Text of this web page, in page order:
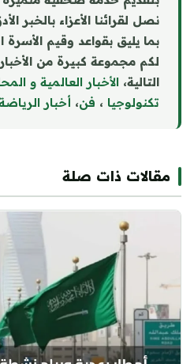
نصل لقرائنا الأعزاء بالخبر
بما يليق بقواعد وقيم
لكم مجموعة كبيرة من
التالية، الأخبار العالمية و
تكنولوجيا ، فن، أخبار
مقالات ذات صلة